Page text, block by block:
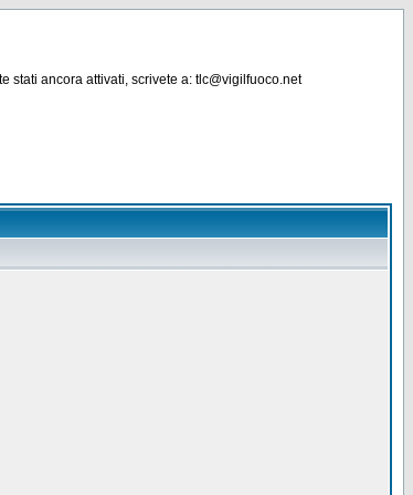
stati ancora attivati, scrivete a: tlc@vigilfuoco.net